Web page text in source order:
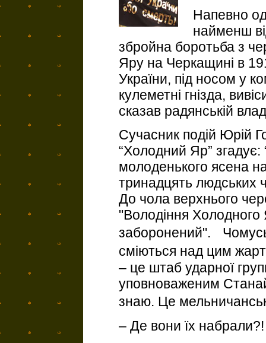
Напевно
найменш
збройна боротьба з
Яру на Черкащині в
України, під носом у
кулеметні гнізда,
сказав радянській
Сучасник подій Юрій
“Холодний Яр” згадує:
молоденького ясена
тринадцять людських
До чола верхнього
"Володіння Холодного
заборонений". Чомусь
сміються над цим
– це штаб ударної
уповноваженим
знаю. Це
– Де вони їх набрали?!